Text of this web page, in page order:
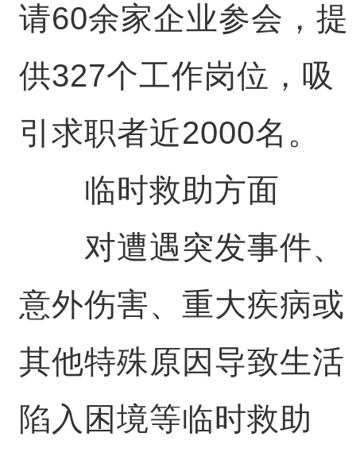
请60余家企业参会，提
供327个工作岗位，吸
引求职者近2000名。
临时救助方面
对遭遇突发事件、
意外伤害、重大疾病或
其他特殊原因导致生活
陷入困境等临时救助